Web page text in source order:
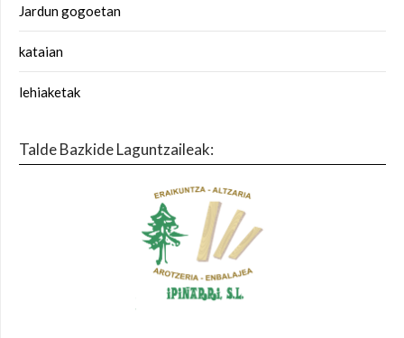
Jardun gogoetan
kataian
lehiaketak
Talde Bazkide Laguntzaileak: